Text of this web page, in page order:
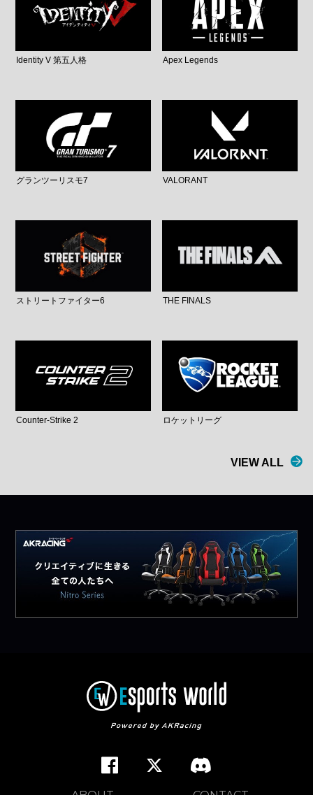
Identity V 第五人格 Apex Legends
グランツーリスモ7 VALORANT
ストリートファイター6 THE FINALS
Counter-Strike 2 ロケットリーグ
VIEW ALL